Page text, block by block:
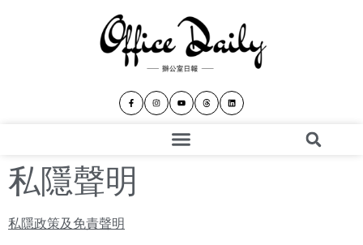
私隱聲明
私隱政策及免責聲明